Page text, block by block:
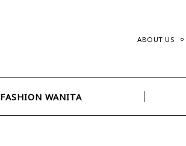
ABOUT US
FASHION WANITA